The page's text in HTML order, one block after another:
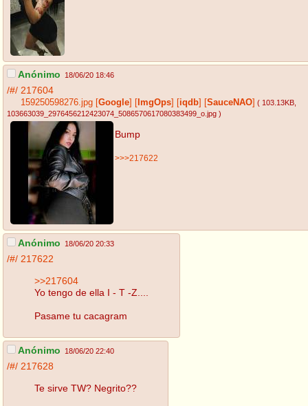
Anónimo 18/06/20 18:46
/#/ 217604
159250598276.jpg [Google] [ ImgOps] [iqdb] [SauceNAO] ( 103.13KB
103663039_2976456212423074_5086570617080383499_o.jpg )
Bump
>>>217622
Anónimo 18/06/20 20:33
/#/ 217622
>>217604
Yo tengo de ella I - T -Z....
Pasame tu cacagram
Anónimo 18/06/20 22:40
/#/ 217628
Te sirve TW? Negrito??